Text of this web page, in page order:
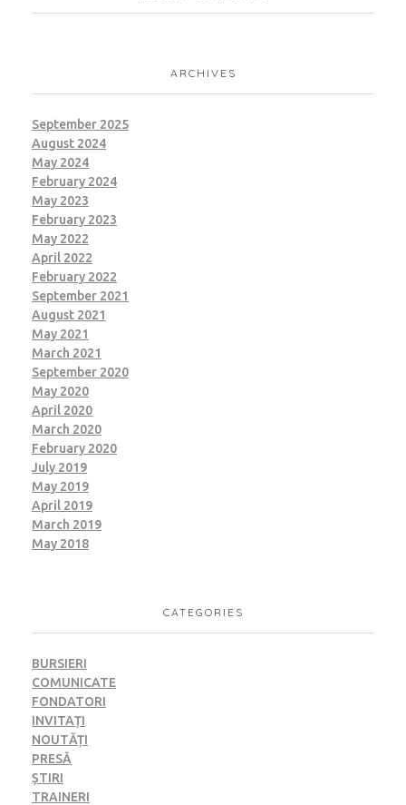
ARCHIVES
September 2025
August 2024
May 2024
February 2024
May 2023
February 2023
May 2022
April 2022
February 2022
September 2021
August 2021
May 2021
March 2021
September 2020
May 2020
April 2020
March 2020
February 2020
July 2019
May 2019
April 2019
March 2019
May 2018
CATEGORIES
BURSIERI
COMUNICATE
FONDATORI
INVITAȚI
NOUTĂȚI
PRESĂ
ȘTIRI
TRAINERI